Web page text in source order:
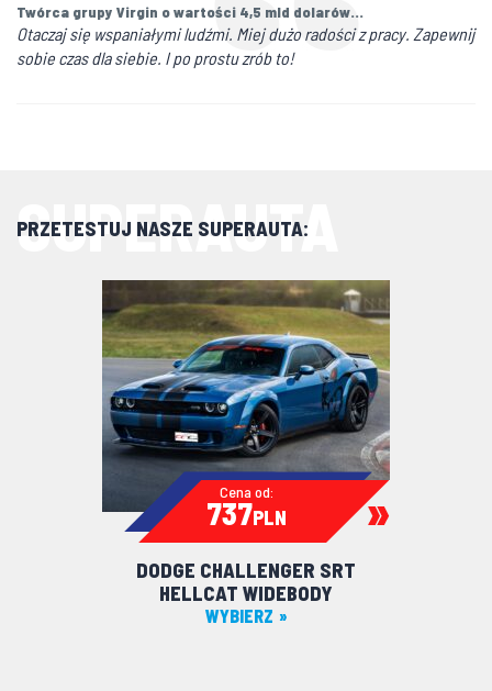
Twórca grupy Virgin o wartości 4,5 mld dolarów...
Otaczaj się wspaniałymi ludźmi. Miej dużo radości z pracy. Zapewnij
sobie czas dla siebie. I po prostu zrób to!
SUPERAUTA
PRZETESTUJ NASZE SUPERAUTA:
Cena od:
737PLN
DODGE CHALLENGER SRT
HELLCAT WIDEBODY
WYBIERZ